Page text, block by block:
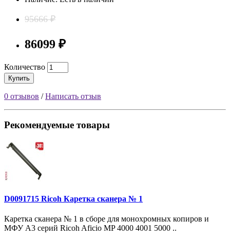
95666 ₽
86099 ₽
Количество
Купить
0 отзывов /Написать отзыв
Рекомендуемые товары
D0091715 Ricoh Каретка сканера № 1
Каретка сканера № 1 в сборе для монохромных копиров и
МФУ A3 серий Ricoh Aficio MP 4000 4001 5000 ..